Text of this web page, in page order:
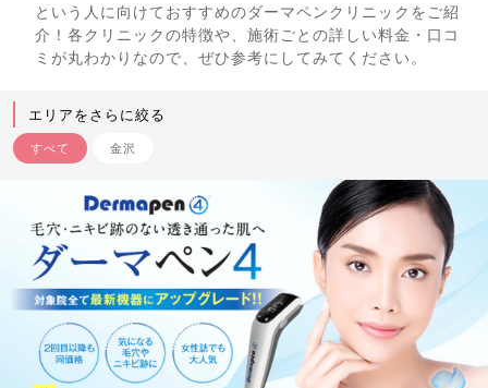
という人に向けておすすめのダーマペンクリニックをご紹
介！各クリニックの特徴や、施術ごとの詳しい料金・口コ
ミが丸わかりなので、ぜひ参考にしてみてください。
エリアをさらに絞る
すべて 金沢